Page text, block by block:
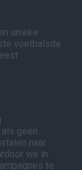
unieke
voetbalsite
geen
naar
we in
te